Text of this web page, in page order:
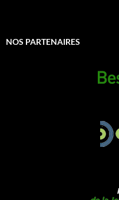
NOS PARTENAIRES